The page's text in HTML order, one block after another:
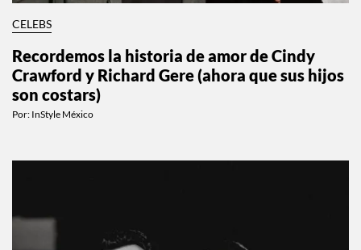
CELEBS
Recordemos la historia de amor de Cindy
Crawford y Richard Gere (ahora que sus hijos
son costars)
Por: InStyle México